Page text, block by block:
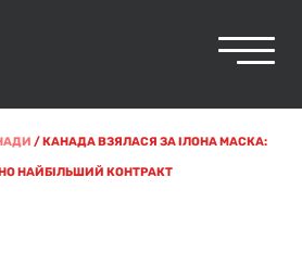
/КАНАДА ВЗЯЛАСЯ ЗА ІЛОНА МАСКА:
НАЙБІЛЬШИЙ КОНТРАКТ